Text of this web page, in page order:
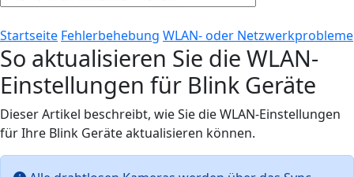
Startseite Fehlerbehebung WLAN- oder Netzwerkprobleme
So aktualisieren Sie die WLAN-
Einstellungen für Blink Geräte
Dieser Artikel beschreibt, wie Sie die WLAN-Einstellungen
für Ihre Blink Geräte aktualisieren können.